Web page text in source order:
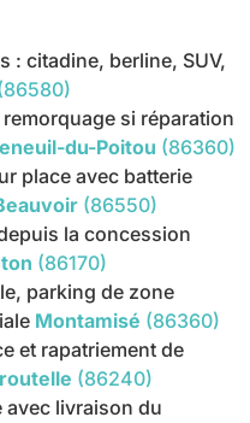
: citadine, berline, SUV,
si réparation
du-Poitou (86360)
place avec batterie
(86550)
la concession
(86170)
parking de zone
Montamisé (86360)
et rapatriement de
(86240)
avec livraison du